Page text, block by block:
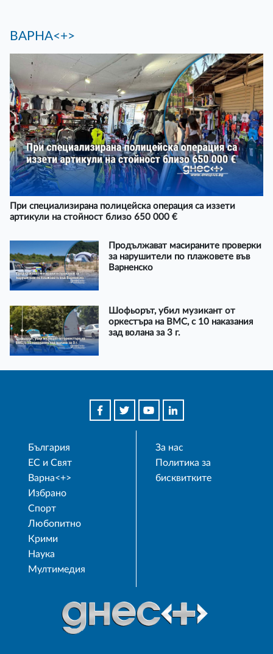
ВАРНА<+>
При специализирана полицейска операция са иззети
артикули на стойност близо 650 000 €
Продължават масираните проверки
за нарушители по плажовете във
Варненско
Шофьорът, убил музикант от
оркестъра на ВМС, с 10 наказания
зад волана за 3 г.
България
ЕС и Свят
Варна<+>
Избрано
Спорт
Любопитно
Крими
Наука
Мултимедия
За нас
Политика за
бисквитките